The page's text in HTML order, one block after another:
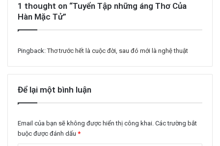
1 thought on “Tuyển Tập những áng Thơ Của
Hàn Mặc Tử”
Pingback:Thơ trước hết là cuộc đời, sau đó mới là nghệ thuật
Để lại một bình luận
Email của bạn sẽ không được hiển thị công khai. Các trường bắt
buộc được đánh dấu *